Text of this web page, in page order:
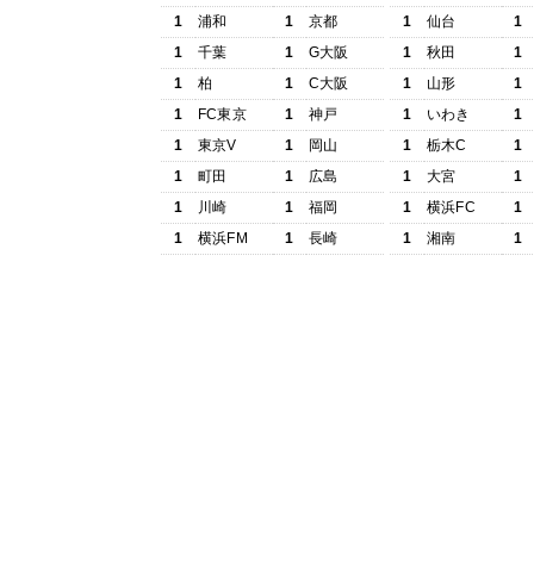
1
浦和 1
京都
1
千葉 1
G大阪
1
柏 1
C大阪
1
FC東京 1
神戸
1
東京V 1
岡山
1
町田 1
広島
1
川崎 1
福岡
1
横浜FM 1 長崎
1
仙台
1
1
秋田
1
1
山形
1
1
いわき
1
1
栃木C
1
1
大宮
1
1
横浜FC
1
1
湘南 1